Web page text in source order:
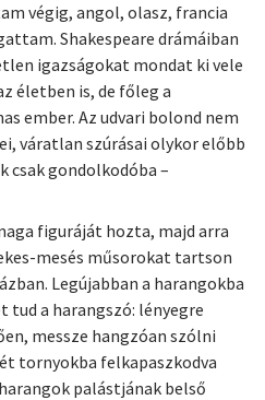
végig, angol, olasz, francia
Shakespeare drámáiban
igazságokat mondat ki vele
életben is, de főleg a
ember. Az udvari bolond nem
váratlan szúrásai olykor előbb
csak gondolkodóba –
figuráját hozta, majd arra
mesés műsorokat tartson
Legújabban a harangokba
tud a harangszó: lényegre
messze hangzóan szólni
tornyokba felkapaszkodva
palástjának belső